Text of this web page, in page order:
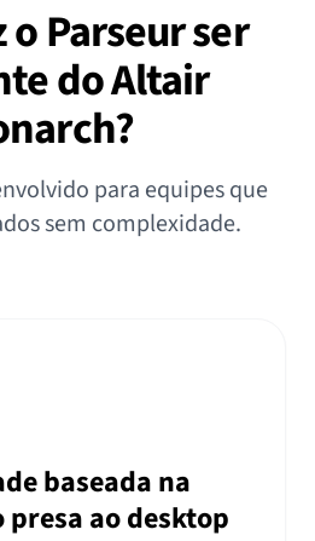
o Parseur ser
do Altair
para equipes que
sem complexidade.
baseada na
ao desktop